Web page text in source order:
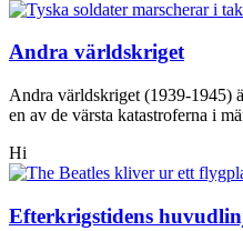
Andra världskriget
Andra världskriget (1939-1945)
en av de värsta katastroferna i
Hi
Efterkrigstidens